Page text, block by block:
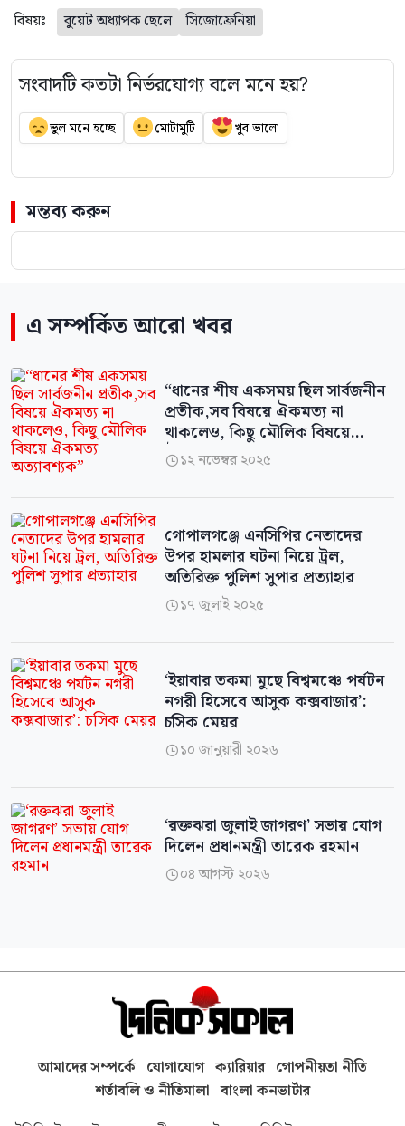
বিষয়ঃ বুয়েট অধ্যাপক ছেলে সিজোফ্রেনিয়া
সংবাদটি কতটা নির্ভরযোগ্য বলে মনে হয়?
ভুল মনে হচ্ছে মোটামুটি খুব ভালো
মন্তব্য করুন
এ সম্পর্কিত আরো খবর
“ধানের শীষ একসময় ছিল সার্বজনীন
প্রতীক,সব বিষয়ে ঐকমত্য না
থাকলেও, কিছু মৌলিক বিষয়ে
ঐকমত্য অত্যাবশ্যক”
১২ নভেম্বর ২০২৫
গোপালগঞ্জে এনসিপির নেতাদের
উপর হামলার ঘটনা নিয়ে ট্রল,
অতিরিক্ত পুলিশ সুপার প্রত্যাহার
১৭ জুলাই ২০২৫
‘ইয়াবার তকমা মুছে বিশ্বমঞ্চে পর্যটন
নগরী হিসেবে আসুক কক্সবাজার’:
চসিক মেয়র
১০ জানুয়ারী ২০২৬
‘রক্তঝরা জুলাই জাগরণ’ সভায় যোগ
দিলেন প্রধানমন্ত্রী তারেক রহমান
০৪ আগস্ট ২০২৬
আমাদের সম্পর্কে যোগাযোগ ক্যারিয়ার গোপনীয়তা নীতি
শর্তাবলি ও নীতিমালা বাংলা কনভার্টার